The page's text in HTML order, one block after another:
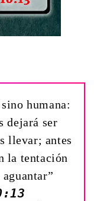
humana:
dejará ser
llevar; antes
la tentación